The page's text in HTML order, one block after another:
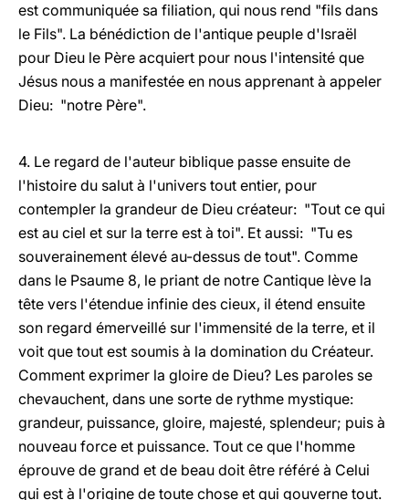
est communiquée sa filiation, qui nous rend "fils dans
le Fils". La bénédiction de l'antique peuple d'Israël
pour Dieu le Père acquiert pour nous l'intensité que
Jésus nous a manifestée en nous apprenant à appeler
Dieu: "notre Père".
4. Le regard de l'auteur biblique passe ensuite de
l'histoire du salut à l'univers tout entier, pour
contempler la grandeur de Dieu créateur: "Tout ce qui
est au ciel et sur la terre est à toi". Et aussi: "Tu es
souverainement élevé au-dessus de tout". Comme
dans le Psaume 8, le priant de notre Cantique lève la
tête vers l'étendue infinie des cieux, il étend ensuite
son regard émerveillé sur l'immensité de la terre, et il
voit que tout est soumis à la domination du Créateur.
Comment exprimer la gloire de Dieu? Les paroles se
chevauchent, dans une sorte de rythme mystique:
grandeur, puissance, gloire, majesté, splendeur; puis à
nouveau force et puissance. Tout ce que l'homme
éprouve de grand et de beau doit être référé à Celui
qui est à l'origine de toute chose et qui gouverne tout.